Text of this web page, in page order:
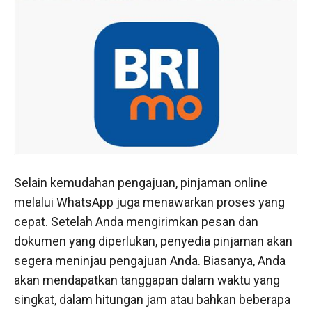
Selain kemudahan pengajuan, pinjaman online
melalui WhatsApp juga menawarkan proses yang
cepat. Setelah Anda mengirimkan pesan dan
dokumen yang diperlukan, penyedia pinjaman akan
segera meninjau pengajuan Anda. Biasanya, Anda
akan mendapatkan tanggapan dalam waktu yang
singkat, dalam hitungan jam atau bahkan beberapa